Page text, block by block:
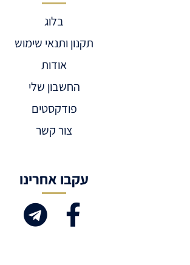
בלוג
תקנון ותנאי שימוש
אודות
החשבון שלי
פודקסטים
צור קשר
עקבו אחרינו